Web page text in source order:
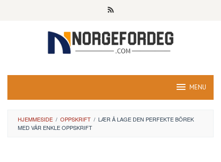
MENU
HJEMMESIDE / OPPSKRIFT / LÆR Å LAGE DEN PERFEKTE BÖREK
MED VÅR ENKLE OPPSKRIFT